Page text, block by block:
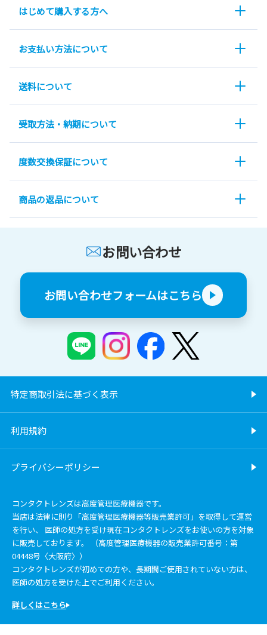
はじめて購入する方へ
お支払い方法について
送料について
受取方法・納期について
度数交換保証について
商品の返品について
お問い合わせ
お問い合わせフォームはこちら
特定商取引法に基づく表示
利用規約
プライバシーポリシー
コンタクトレンズは高度管理医療機器です。
当店は法律に則り「高度管理医療機器等販売業許可」を取得して運営
を行い、 医師の処方を受け現在コンタクトレンズをお使いの方を対象
に販売しております。 （高度管理医療機器の販売業許可番号：第
04448号〈大阪府〉）
コンタクトレンズが初めての方や、長期間ご使用されていない方は、
医師の処方を受けた上でご利用ください。
詳しくはこちら